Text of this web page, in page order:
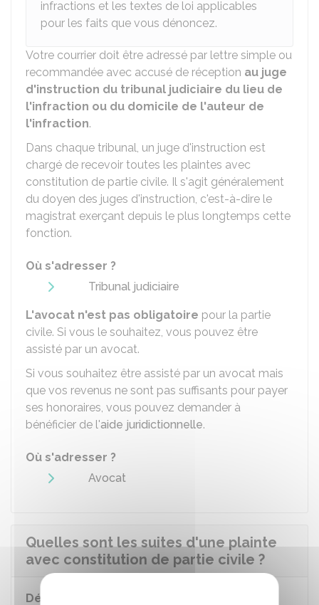
infractions et les textes de loi applicables
pour les faits que vous dénoncez.
Votre courrier doit être adressé par lettre simple ou
recommandée avec accusé de réception au juge
d'instruction du tribunal judiciaire du lieu de
l'infraction ou du domicile de l'auteur de
l'infraction.
Dans chaque tribunal, un juge d'instruction est
chargé de recevoir toutes les plaintes avec
constitution de partie civile. Il s'agit généralement
du doyen des juges d'instruction, c'est-à-dire le
magistrat exerçant depuis le plus longtemps cette
fonction.
Où s'adresser ?
Tribunal judiciaire
L'avocat n'est pas obligatoire pour la partie
civile. Si vous le souhaitez, vous pouvez être
assisté par un avocat.
Si vous souhaitez être assisté par un avocat mais
que vos revenus ne sont pas suffisants pour payer
ses honoraires, vous pouvez demander à
bénéficier de l'aide juridictionnelle.
Où s'adresser ?
Avocat
Quelles sont les suites d'une plainte
avec constitution de partie civile ?
Dépôt d'une consignation